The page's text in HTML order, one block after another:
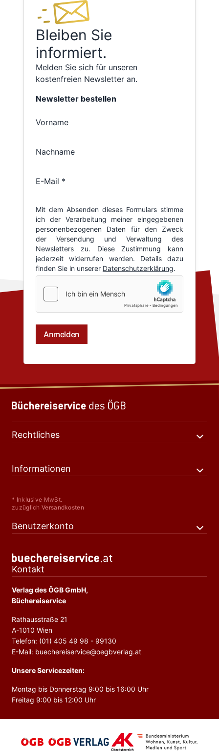
Bleiben Sie
informiert.
Melden Sie sich für unseren
kostenfreien Newsletter an.
Rechtliches
Informationen
* Inklusive MwSt.
zuzüglich Versandkosten
Benutzerkonto
Kontakt
Verlag des ÖGB GmbH,
Büchereiservice
Rathausstraße 21
A-1010 Wien
Telefon: (01) 405 49 98 - 99130
E-Mail: buechereiservice@oegbverlag.at
Unsere Servicezeiten:
Montag bis Donnerstag 9:00 bis 16:00 Uhr
Freitag 9:00 bis 12:00 Uhr